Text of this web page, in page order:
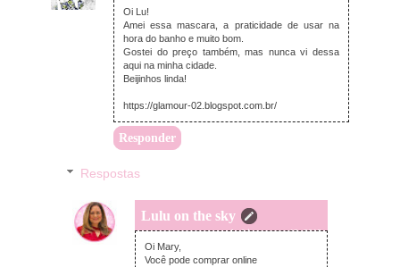
Oi Lu!
Amei essa mascara, a praticidade de usar na
hora do banho e muito bom.
Gostei do preço também, mas nunca vi dessa
aqui na minha cidade.
Beijinhos linda!
https://glamour-02.blogspot.com.br/
Responder
Respostas
Lulu on the sky
segunda-feira, março 12, 2018
Oi Mary,
Você pode comprar online